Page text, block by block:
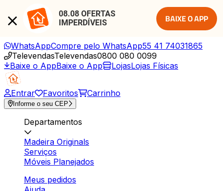
08.08 OFERTAS
IMPERDÍVEIS
BAIXE O APP
WhatsAppCompre pelo WhatsApp55 41 74031865
TelevendasTelevendas0800 080 0099
Baixe o AppBaixe o App LojasLojas Físicas
Entrar Favoritos Carrinho
Informe o seu CEP
Departamentos
Madeira Originals
Serviços
Móveis Planejados
Meus pedidos